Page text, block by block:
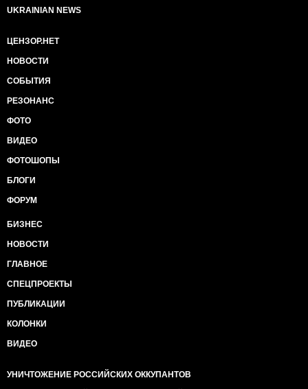
раскатились по шоссе.
Если где-нибудь найдете:
Орден Славы, Орден Мира,
фенечку, консервный нож,
малахитовую брошь,
«Город Прага», «Город Брест»,
«Детство - чудная пора»,
«Эсперанто», «ЦСКА»,
запонки к военной форме,
«Лучший токарь», «Выхлоп в норме»,
Молодежный клуб «Сохнуд»,
«КГБ», «Почетный донор»,
«Фестиваль чеченской моды»,
хоть медалькой, хоть значком
поделитесь с казачком!
UKRAINIAN NEWS
ЦЕНЗОР.НЕТ
НОВОСТИ
СОБЫТИЯ
РЕЗОНАНС
ФОТО
ВИДЕО
ФОТОШОПЫ
БЛОГИ
ФОРУМ
БИЗНЕС
НОВОСТИ
ГЛАВНОЕ
СПЕЦПРОЕКТЫ
ПУБЛИКАЦИИ
КОЛОНКИ
ВИДЕО
УНИЧТОЖЕНИЕ РОССИЙСКИХ ОККУПАНТОВ